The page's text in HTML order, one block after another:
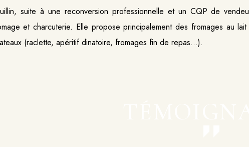
suite à une reconversion professionnelle et un CQP de
et charcuterie. Elle propose principalement des fromages au
(raclette, apéritif dinatoire, fromages fin de repas…).